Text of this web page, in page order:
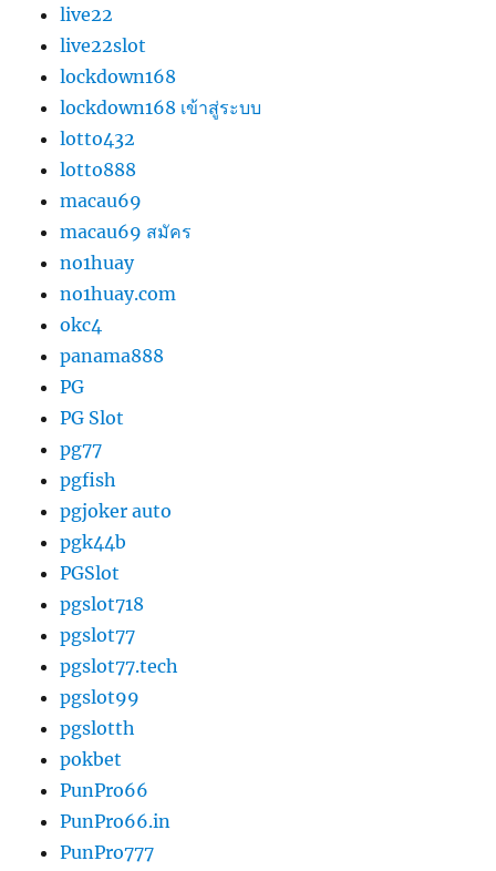
live22
live22slot
lockdown168
lockdown168 เข้าสู่ระบบ
lotto432
lotto888
macau69
macau69 สมัคร
no1huay
no1huay.com
okc4
panama888
PG
PG Slot
pg77
pgfish
pgjoker auto
pgk44b
PGSlot
pgslot718
pgslot77
pgslot77.tech
pgslot99
pgslotth
pokbet
PunPro66
PunPro66.in
PunPro777